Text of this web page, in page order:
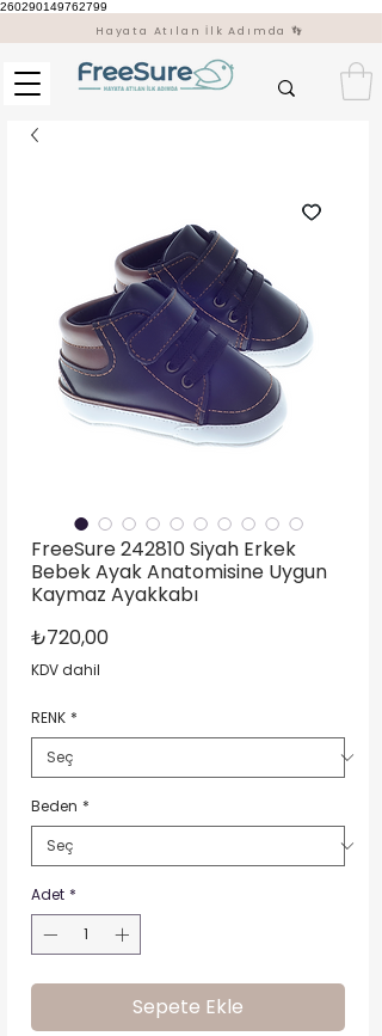
260290149762799
Hayata Atılan İlk Adımda 👣
FreeSure 242810 Siyah Erkek
Bebek Ayak Anatomisine Uygun
Kaymaz Ayakkabı
₺720,00Fiyat
KDV dahil
RENK *
Beden *
Adet *
Sepete Ekle